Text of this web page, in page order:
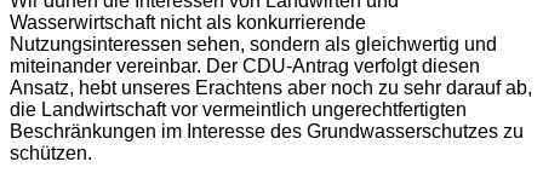
Wasserwirtschaft nicht als konkurrierende
Nutzungsinteressen sehen, sondern als gleichwertig und
miteinander vereinbar. Der CDU-Antrag verfolgt diesen
Ansatz, hebt unseres Erachtens aber noch zu sehr darauf ab,
die Landwirtschaft vor vermeintlich ungerechtfertigten
Beschränkungen im Interesse des Grundwasserschutzes zu
schützen.